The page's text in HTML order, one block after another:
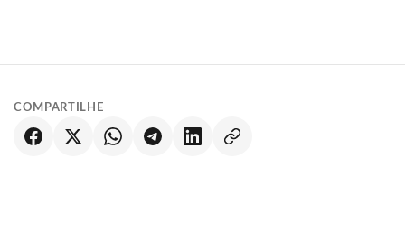
COMPARTILHE